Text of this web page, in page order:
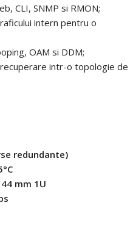
CLI, SNMP si RMON;
intern pentru o
OAM si DDM;
intr-o topologie de
redundante)
mm 1U